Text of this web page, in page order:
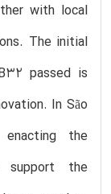
with local
The initial
passed is
In São
the
support the